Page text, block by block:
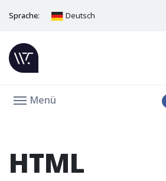
Sprache: Deutsch
Menü
HTML